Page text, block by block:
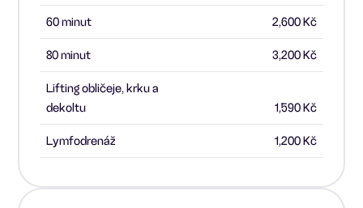
60 minut 2,600 Kč
80 minut 3,200 Kč
Lifting obličeje, krku a
dekoltu
1,590 Kč
Lymfodrenáž 1,200 Kč